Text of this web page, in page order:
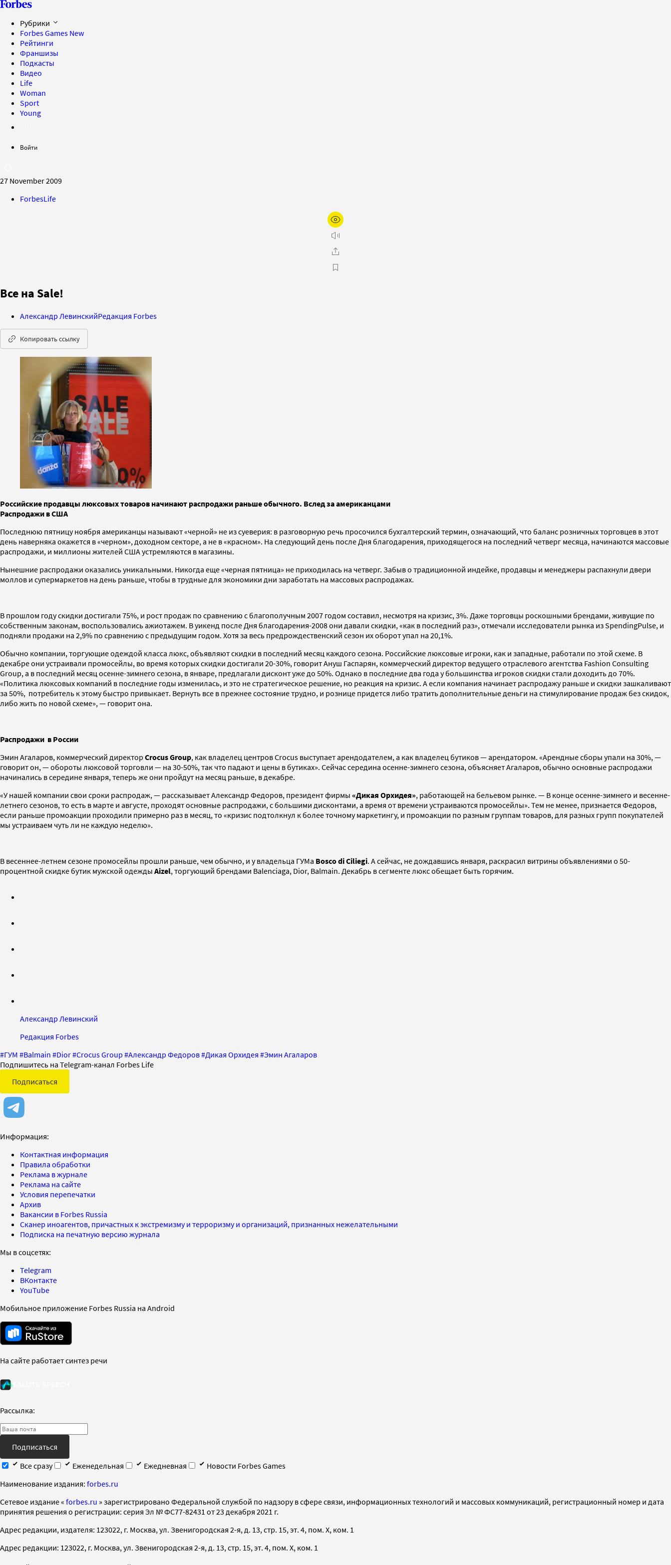
Рубрики
Forbes Games New
Рейтинги
Франшизы
Подкасты
Видео
Life
Woman
Sport
Young
Войти
27 November 2009
ForbesLife
Все на Sale!
Александр ЛевинскийРедакция Forbes
Копировать ссылку
Российские продавцы люксовых товаров начинают распродажи раньше обычного. Вслед за американцами
Распродажи в США
Последнюю пятницу ноября американцы называют «черной» не из суеверия: в разговорную речь просочился бухгалтерский термин, означающий, что баланс розничных торговцев в этот
день наверняка окажется в «черном», доходном секторе, а не в «красном». На следующий день после Дня благодарения, приходящегося на последний четверг месяца, начинаются массовые
распродажи, и миллионы жителей США устремляются в магазины.
Нынешние распродажи оказались уникальными. Никогда еще «черная пятница» не приходилась на четверг. Забыв о традиционной индейке, продавцы и менеджеры распахнули двери
моллов и супермаркетов на день раньше, чтобы в трудные для экономики дни заработать на массовых распродажах.
В прошлом году скидки достигали 75%, и рост продаж по сравнению с благополучным 2007 годом составил, несмотря на кризис, 3%. Даже торговцы роскошными брендами, живущие по
собственным законам, воспользовались ажиотажем. В уикенд после Дня благодарения-2008 они давали скидки, «как в последний раз», отмечали исследователи рынка из SpendingPulse, и
подняли продажи на 2,9% по сравнению с предыдущим годом. Хотя за весь предрождественский сезон их оборот упал на 20,1%.
Обычно компании, торгующие одеждой класса люкс, объявляют скидки в последний месяц каждого сезона. Российские люксовые игроки, как и западные, работали по этой схеме. В
декабре они устраивали промосейлы, во время которых скидки достигали 20-30%, говорит Ануш Гаспарян, коммерческий директор ведущего отраслевого агентства Fashion Consulting
Group, а в последний месяц осенне-зимнего сезона, в январе, предлагали дисконт уже до 50%. Однако в последние два года у большинства игроков скидки стали доходить до 70%.
«Политика люксовых компаний в последние годы изменилась, и это не стратегическое решение, но реакция на кризис. А если компания начинает распродажу раньше и скидки зашкаливают
за 50%, потребитель к этому быстро привыкает. Вернуть все в прежнее состояние трудно, и рознице придется либо тратить дополнительные деньги на стимулирование продаж без скидок,
либо жить по новой схеме», — говорит она.
Распродажи в России
Эмин Агаларов, коммерческий директор Crocus Group, как владелец центров Сrocus выступает арендодателем, а как владелец бутиков — арендатором. «Арендные сборы упали на 30%, —
говорит он, — обороты люксовой торговли — на 30-50%, так что падают и цены в бутиках». Сейчас середина осенне-зимнего сезона, объясняет Агаларов, обычно основные распродажи
начинались в середине января, теперь же они пройдут на месяц раньше, в декабре.
«У нашей компании свои сроки распродаж, — рассказывает Александр Федоров, президент фирмы «Дикая Орхидея», работающей на бельевом рынке. — В конце осенне-зимнего и весенне-
летнего сезонов, то есть в марте и августе, проходят основные распродажи, с большими дисконтами, а время от времени устраиваются промосейлы». Тем не менее, признается Федоров,
если раньше промоакции проходили примерно раз в месяц, то «кризис подтолкнул к более точному маркетингу, и промоакции по разным группам товаров, для разных групп покупателей
мы устраиваем чуть ли не каждую неделю».
В весеннее-летнем сезоне промосейлы прошли раньше, чем обычно, и у владельца ГУМа Bosco di Ciliegi. А сейчас, не дождавшись января, раскрасил витрины объявлениями о 50-
процентной скидке бутик мужской одежды Aizel, торгующий брендами Balenciaga, Dior, Balmain. Декабрь в сегменте люкс обещает быть горячим.
Александр Левинский
Редакция Forbes
#ГУМ #Balmain #Dior#Crocus Group #Александр Федоров#Дикая Орхидея #Эмин Агаларов
Подпишитесь на Telegram-канал Forbes Life
Подписаться
Информация:
Контактная информация
Правила обработки
Реклама в журнале
Реклама на сайте
Условия перепечатки
Архив
Вакансии в Forbes Russia
Сканер иноагентов, причастных к экстремизму и терроризму и организаций, признанных нежелательными
Подписка на печатную версию журнала
Мы в соцсетях:
Telegram
ВКонтакте
YouTube
Мобильное приложение Forbes Russia на Android
На сайте работает синтез речи
Рассылка:
Подписаться
Все сразу
Еженедельная Ежедневная
Новости Forbes Games
Наименование издания: forbes.ru
Cетевое издание « forbes.ru » зарегистрировано Федеральной службой по надзору в сфере связи, информационных технологий и массовых коммуникаций, регистрационный номер и дата
принятия решения о регистрации: серия Эл № ФС77-82431 от 23 декабря 2021 г.
Адрес редакции, издателя: 123022, г. Москва, ул. Звенигородская 2-я, д. 13, стр. 15, эт. 4, пом. X, ком. 1
Адрес редакции: 123022, г. Москва, ул. Звенигородская 2-я, д. 13, стр. 15, эт. 4, пом. X, ком. 1